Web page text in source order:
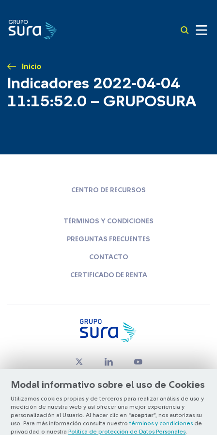
Inicio
Indicadores 2022-04-04
11:15:52.0 – GRUPOSURA
Modal informativo sobre el uso de Cookies
Utilizamos cookies propias y de terceros para realizar análisis de uso y
medición de nuestra web y así ofrecer una mejor experiencia y
personalización al Usuario. Al hacer clic en “aceptar”, nos autorizas su
uso. Para más información consulta nuestro términos y condiciones de
privacidad o nuestra Política de protección de Datos Personales
CENTRO DE RECURSOS
TÉRMINOS Y CONDICIONES
PREGUNTAS FRECUENTES
CONTACTO
CERTIFICADO DE RENTA
© Copyright Grupo SURA 2026